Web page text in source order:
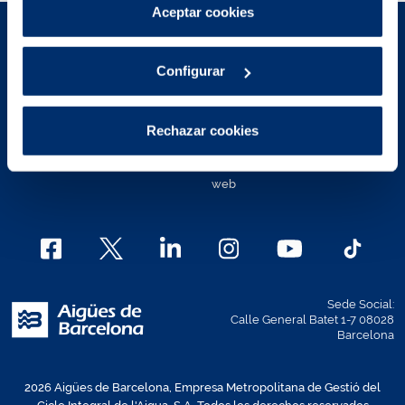
Puedes consultar más información en nuestra
Aceptar cookies
Configurar
Rechazar cookies
Aviso Legal Políticas de privacidad
Política de cookies Área de
Clientes
Mapa Web
web
Sede Social:
Calle General Batet 1-7 08028
Barcelona
2026 Aigües de Barcelona, Empresa Metropolitana de Gestió del